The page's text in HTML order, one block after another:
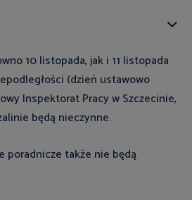
10 listopada, jak i 11 listopada
(dzień ustawowo
Inspektorat Pracy w Szczecinie,
będą nieczynne.
także nie będą